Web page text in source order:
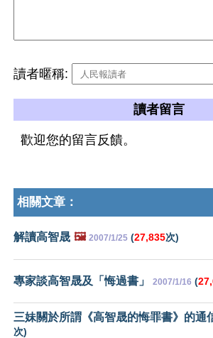
讀者暱稱:
讀者留言
歡迎您的留言反饋。
相關文章：
解讀高智晟 🖼️ 2007/1/25 (27,835次)
專家談高智晟及「悔過書」 2007/1/16 (
三妹關於所謂《高智晟的悔罪書》的通
次)